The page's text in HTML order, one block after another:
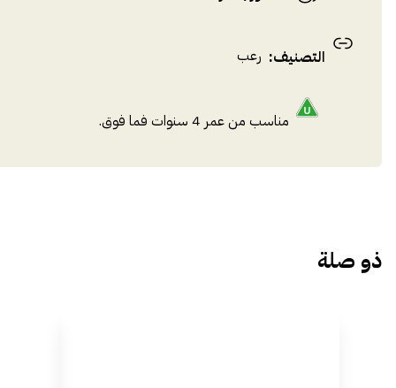
التصنيف: رعب
مناسب من عمر 4 سنوات فما فوق.
ذو صلة